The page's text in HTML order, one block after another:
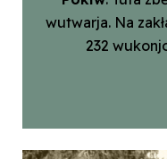
wutwarja. Na
232